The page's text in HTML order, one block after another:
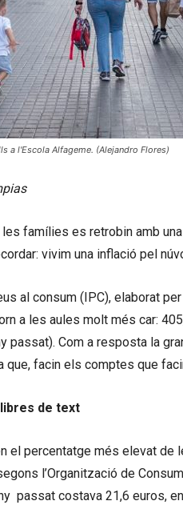
a l'Escola Alfageme. (Alejandro Flores)
les famílies es retrobin amb
vivim una inflació pel
al consum (IPC), elaborat
a les aules molt més car:
passat). Com a resposta la
que, facin els comptes que
de text
el percentatge més elevat de
l’Organització de
passat costava 21,6 euros,